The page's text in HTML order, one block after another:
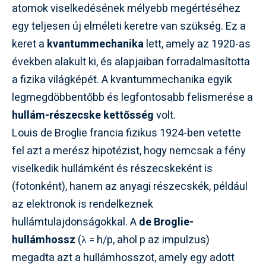
atomok viselkedésének mélyebb megértéséhez
egy teljesen új elméleti keretre van szükség. Ez a
keret a kvantummechanikalett, amely az 1920-as
években alakult ki, és alapjaiban forradalmasította
a fizika világképét. A kvantummechanika egyik
legmegdöbbentőbb és legfontosabb felismerése a
hullám-részecske kettősségvolt.
Louis de Broglie francia fizikus 1924-ben vetette
fel azt a merész hipotézist, hogy nemcsak a fény
viselkedik hullámként és részecskeként is
(fotonként), hanem az anyagi részecskék, például
az elektronok is rendelkeznek
hullámtulajdonságokkal. Ade Broglie-
hullámhossz (λ = h/p, ahol p az impulzus)
megadta azt a hullámhosszot, amely egy adott